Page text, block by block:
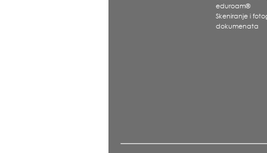
eduroam®
Skeniranje i
dokumenata